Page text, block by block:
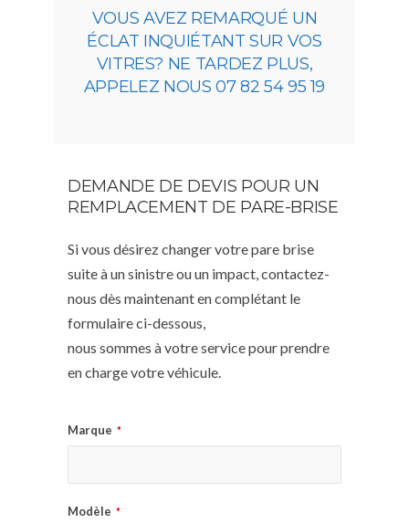
VOUS AVEZ REMARQUÉ UN
ÉCLAT INQUIÉTANT SUR VOS
VITRES? NE TARDEZ PLUS,
APPELEZ NOUS 07 82 54 95 19
DEMANDE DE DEVIS POUR UN
REMPLACEMENT DE PARE-BRISE
Si vous désirez changer votre pare brise
suite à un sinistre ou un impact, contactez-
nous dès maintenant en complétant le
formulaire ci-dessous,
nous sommes à votre service pour prendre
en charge votre véhicule.
Marque *
Modèle *